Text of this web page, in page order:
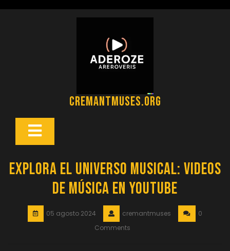
cremantmuses.org
Botón
Explora el Universo Musical: Videos
de Música en YouTube
05 agosto 2024 cremantmuses
0
Comments